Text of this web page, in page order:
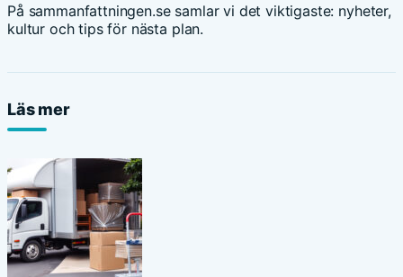
På sammanfattningen.se samlar vi det viktigaste: nyheter,
kultur och tips för nästa plan.
Läs mer